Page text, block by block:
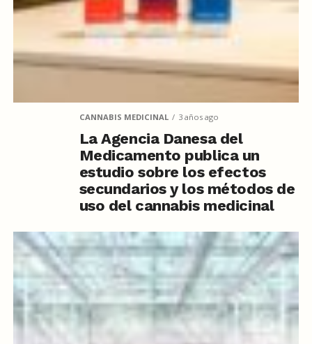
CANNABIS MEDICINAL 3 años ago
La Agencia Danesa del
Medicamento publica un
estudio sobre los efectos
secundarios y los métodos de
uso del cannabis medicinal